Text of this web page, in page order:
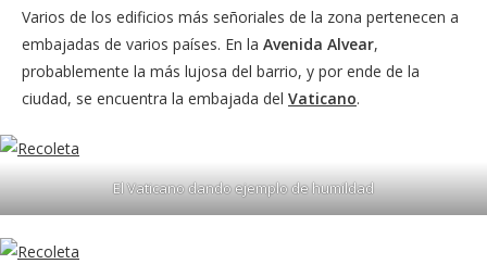
Varios de los edificios más señoriales de la zona pertenecen a
embajadas de varios países. En la Avenida Alvear,
probablemente la más lujosa del barrio, y por ende de la
ciudad, se encuentra la embajada del Vaticano.
El Vaticano dando ejemplo de humildad